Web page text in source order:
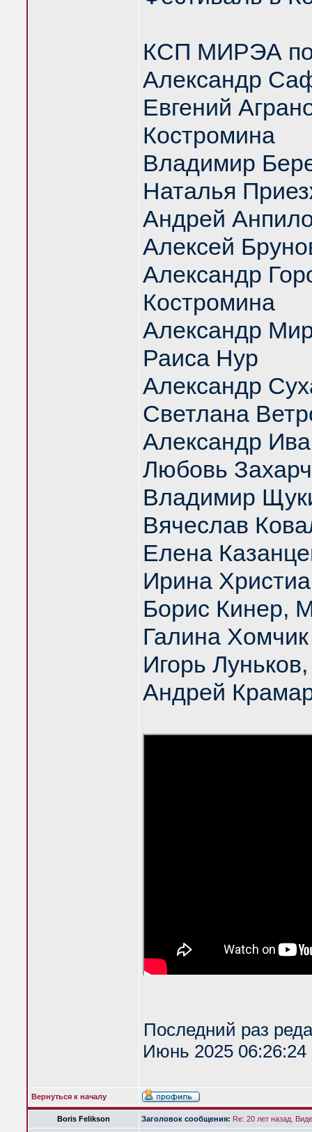
КСП МИРЭА
Александр
Евгений
Костромина
Владимир
Наталья
Андрей
Алексей
Александр
Костромина
Александр
Раиса Нур
Александр
Светлана
Александр
Любовь
Владимир
Вячеслав
Елена
Ирина
Борис Кинер,
Галина Хомчик
Игорь
Андрей
Последний раз
Июнь 2025 06:26:24
Вернуться к началу
Boris Felikson Заголовок сообщения: Re: 20 лет назад.